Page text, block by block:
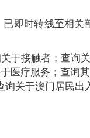
即时转线至相关
于接触者；查询
医疗服务；查询其
关于澳门居民出